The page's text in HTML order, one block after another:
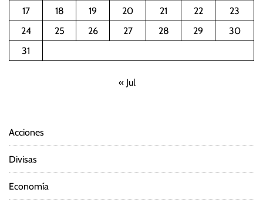
17
18 19 20 21 22
23
24
25 26 27 28 29
30
31
« Jul
Acciones
Divisas
Economía